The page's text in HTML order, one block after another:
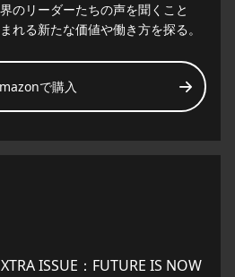
のリーダーたちの声を聞くこと
れる新たな価値や働き方を探る。
で購入
ISSUE：FUTURE IS NOW